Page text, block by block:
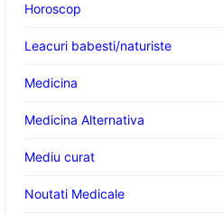
Horoscop
Leacuri babesti/naturiste
Medicina
Medicina Alternativa
Mediu curat
Noutati Medicale